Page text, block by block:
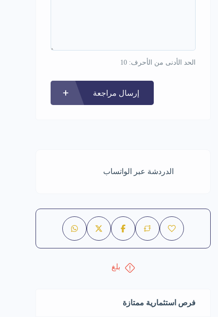
الحد الأدنى من الأحرف: 10
إرسال مراجعة
الدردشة عبر الواتساب
بلغ
فرص استثمارية ممتازة